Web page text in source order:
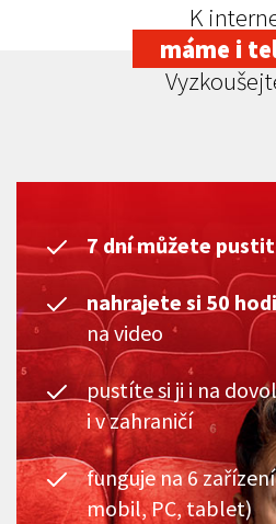
K
máme i
7 dní můžete
nahrajete si 50
na video
pustíte si ji i na
i v zahraničí
funguje na 6
mobil, PC, tablet)